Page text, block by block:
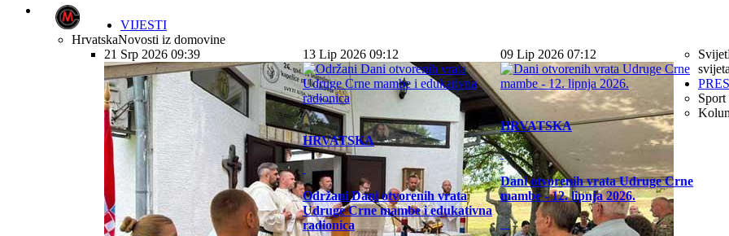
VIJESTI
HrvatskaNovosti iz domovine
21 Srp 2026 09:39
13 Lip 2026 09:12
HRVATSKA
Održani Dani otvorenih vrata
Udruge Crne mambe i edukativna
radionica
09 Lip 2026 07:12
HRVATSKA
Dani otvorenih vrata Udruge Crne
mambe - 12. lipnja 2026.
Svijet
svijeta
Sport